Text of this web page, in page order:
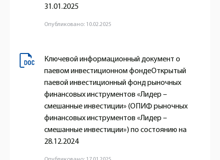
31.01.2025
Опубликовано: 10.02.2025
Ключевой информационный документ о
паевом инвестиционном фондеОткрытый
паевой инвестиционный фонд рыночных
финансовых инструментов «Лидер –
смешанные инвестиции» (ОПИФ рыночных
финансовых инструментов «Лидер –
смешанные инвестиции») по состоянию на
28.12.2024